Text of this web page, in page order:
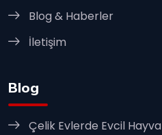
Blog & Haberler
İletişim
Blog
Çelik Evlerde Evcil